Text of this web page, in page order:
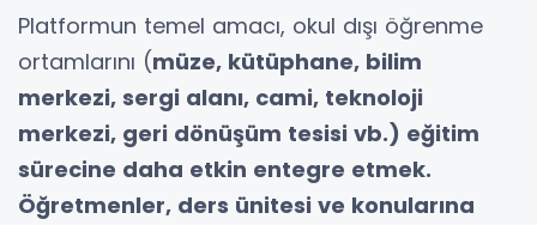
Platformun temel amacı, okul dışı öğrenme
ortamlarını (müze, kütüphane, bilim
merkezi, sergi alanı, cami, teknoloji
merkezi, geri dönüşüm tesisi vb.) eğitim
sürecine daha etkin entegre etmek.
Öğretmenler, ders ünitesi ve konularına